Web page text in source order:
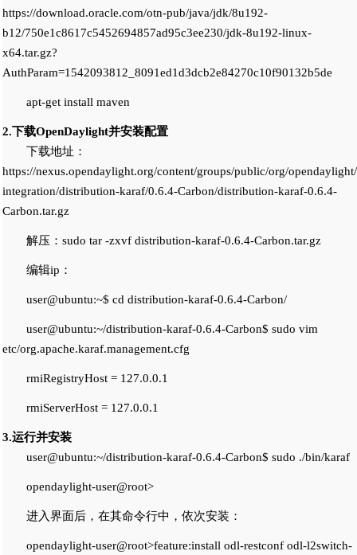
https://download.oracle.com/otn-pub/java/jdk/8u192-
b12/750e1c8617c5452694857ad95c3ee230/jdk-8u192-linux-
x64.tar.gz?
AuthParam=1542093812_8091ed1d3dcb2e84270c10f90132b5de
apt-get install maven
2.下载OpenDaylight并安装配置
下载地址：
https://nexus.opendaylight.org/content/groups/public/org/opendaylight/
integration/distribution-karaf/0.6.4-Carbon/distribution-karaf-0.6.4-
Carbon.tar.gz
解压：sudo tar -zxvf distribution-karaf-0.6.4-Carbon.tar.gz
编辑ip：
user@ubuntu:~$ cd distribution-karaf-0.6.4-Carbon/
user@ubuntu:~/distribution-karaf-0.6.4-Carbon$ sudo vim
etc/org.apache.karaf.management.cfg
rmiRegistryHost = 127.0.0.1
rmiServerHost = 127.0.0.1
3.运行并安装
user@ubuntu:~/distribution-karaf-0.6.4-Carbon$ sudo ./bin/karaf
opendaylight-user@root>
进入界面后，在其命令行中，依次安装：
opendaylight-user@root>feature:install odl-restconf odl-l2switch-